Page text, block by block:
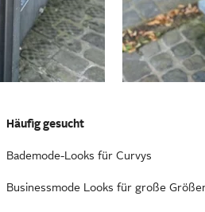
Häufig gesucht
Bademode-Looks für Curvys
Businessmode Looks für große